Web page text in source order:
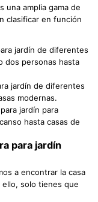
una amplia gama de
clasificar en función
jardín de diferentes
dos personas hasta
jardín de diferentes
modernas.
jardín para
hasta casas de
para jardín
a encontrar la casa
ello, solo tienes que